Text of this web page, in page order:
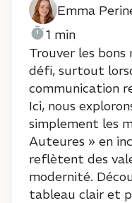
Emma
1 min
Trouver les
défi, surtout
communication
Ici, nous
simplement les
Auteures » en
reflètent des
modernité.
tableau clair et